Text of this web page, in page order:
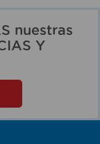
nuestras
Y